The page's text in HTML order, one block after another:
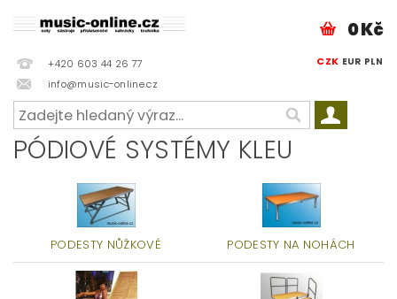
+420 603 44 26 77
info@music-online.cz
CZK EUR PLN
0 Kč
PÓDIOVÉ SYSTÉMY KLEU
PODESTY NŮŽKOVÉ PODESTY NA NOHÁCH